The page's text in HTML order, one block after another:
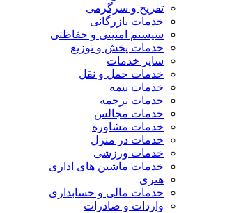
تفریح و سرگرمی
خدمات بازرگانی
سیستم امنیتی و حفاظتی
خدمات پخش و توزیع
سایر خدمات
خدمات حمل و نقل
خدمات بیمه
خدمات ترجمه
خدمات مجالس
خدمات مشاوره
خدمات در منزل
خدمات ورزشی
خدمات ماشین های اداری
هنری
خدمات مالی و حسابداری
واردات و صادرات